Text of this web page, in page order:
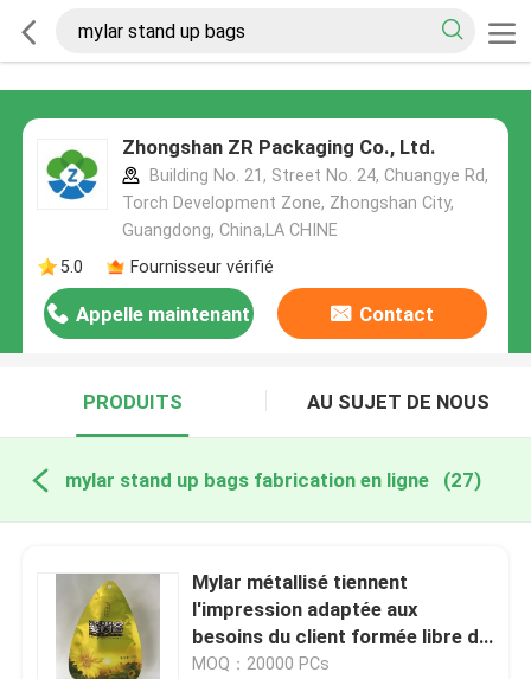
Zhongshan ZR Packaging Co., Ltd.
Building No. 21, Street No. 24, Chuangye Rd,
Torch Development Zone, Zhongshan City,
Guangdong, China,LA CHINE
5.0
Fournisseur vérifié
Appelle maintenant Contact
PRODUITS AU SUJET DE NOUS
mylar stand up bags fabrication en ligne (27)
Mylar métallisé tiennent
l'impression adaptée aux
besoins du client formée libre de
sacs pour le casse-croûte sec
MOQ：20000 PCs